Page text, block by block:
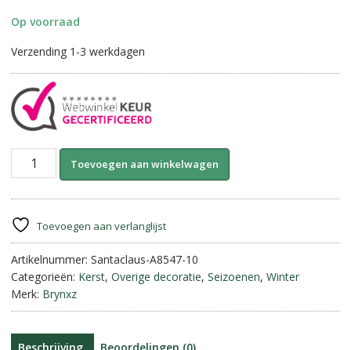
Op voorraad
Verzending 1-3 werkdagen
Santa
Brown
||
Brynxz
aantal
Toevoegen aan winkelwagen
n
t
v
Toevoegen aan verlanglijst
Artikelnummer: Santaclaus-A8547-10
Categorieën: Kerst, Overige decoratie, Seizoenen, Winter
Merk: Brynxz